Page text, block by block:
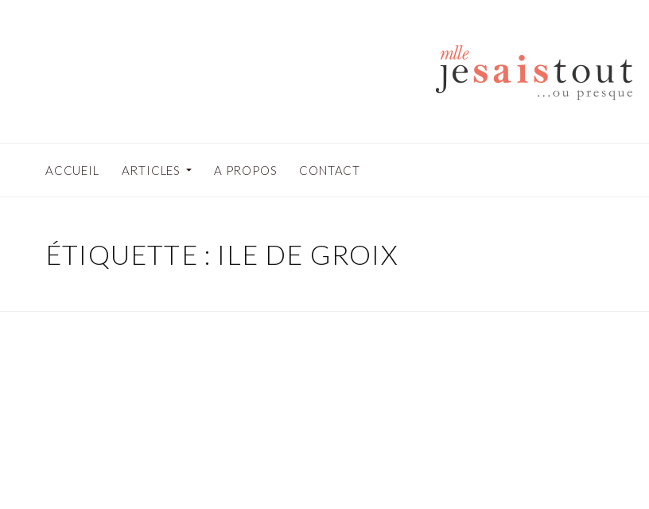
ACCUEIL ARTICLES A PROPOS CONTACT
ÉTIQUETTE : ILE DE GROIX